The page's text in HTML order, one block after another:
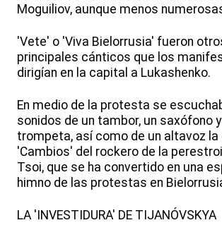
Moguiliov, aunque menos
'Vete' o 'Viva Bielorrusia' fueron
principales cánticos que los
dirigían en la capital a Lukashenko.
En medio de la protesta se
sonidos de un tambor, un saxófono
trompeta, así como de un altavoz la
'Cambios' del rockero de la
Tsoi, que se ha convertido en una
himno de las protestas en
LA 'INVESTIDURA' DE TIJANÓVSKYA